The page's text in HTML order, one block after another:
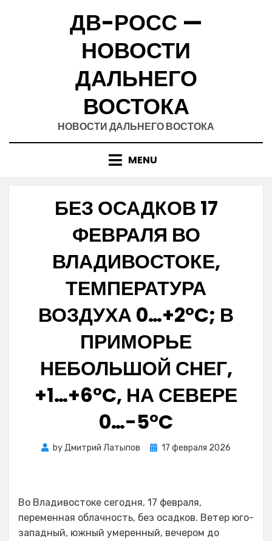
ДВ-РОСС —
НОВОСТИ
ДАЛЬНЕГО
ВОСТОКА
НОВОСТИ ДАЛЬНЕГО ВОСТОКА
MENU
БЕЗ ОСАДКОВ 17
ФЕВРАЛЯ ВО
ВЛАДИВОСТОКЕ,
ТЕМПЕРАТУРА
ВОЗДУХА 0…+2°C; В
ПРИМОРЬЕ
НЕБОЛЬШОЙ СНЕГ,
+1…+6°C, НА СЕВЕРЕ
0…-5°C
byДмитрий Латыпов
Posted
17 февраля 2026
Во Владивостоке сегодня, 17 февраля,
переменная облачность, без осадков. Ветер юго-
западный, южный умеренный, вечером до